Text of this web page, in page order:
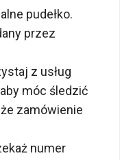
pudełko.
przez
z usług
móc śledzić
zamówienie
numer